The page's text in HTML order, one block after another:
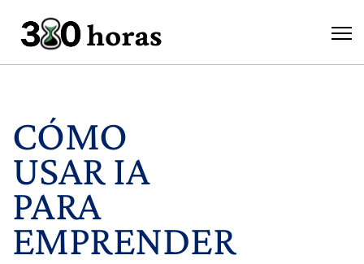
CÓMO
USAR IA
PARA
EMPRENDER